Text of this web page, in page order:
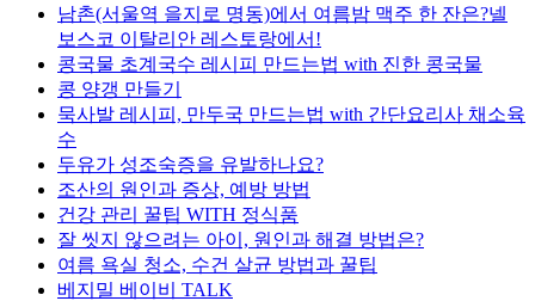
남촌(서울역 을지로 명동)에서 여름밤 맥주 한 잔은?넬
보스코 이탈리안 레스토랑에서!
콩국물 초계국수 레시피 만드는법 with 진한 콩국물
콩 양갱 만들기
묵사발 레시피, 만두국 만드는법 with 간단요리사 채소육
수
두유가 성조숙증을 유발하나요?
조산의 원인과 증상, 예방 방법
건강 관리 꿀팁 WITH 정식품
잘 씻지 않으려는 아이, 원인과 해결 방법은?
여름 욕실 청소, 수건 살균 방법과 꿀팁
베지밀 베이비 TALK